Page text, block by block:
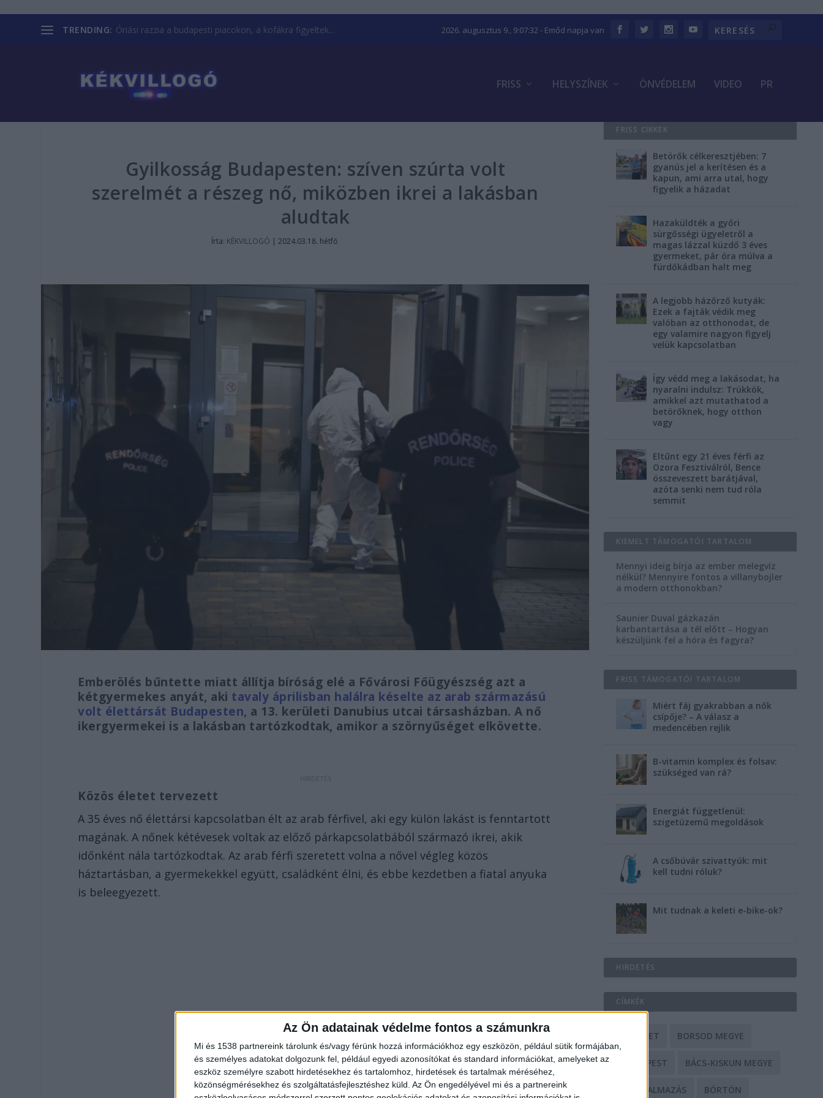
Az Ön adatainak védelme fontos a számunkra
Mi és 1538 partnereink tárolunk és/vagy férünk hozzá információkhoz egy eszközön, például sütik formájában,
és személyes adatokat dolgozunk fel, például egyedi azonosítókat és standard információkat, amelyeket az
eszköz személyre szabott hirdetésekhez és tartalomhoz, hirdetések és tartalmak méréséhez,
közönségmérésekhez és szolgáltatásfejlesztéshez küld. Az Ön engedélyével mi és a partnereink
TRENDING: Óriási razzia a budapesti piacokon, a kofákra figyeltek... 2026. augusztus 9., 9:07:33 - Emőd napja van
FRISS HELYSZÍNEK ÖNVÉDELEM VIDEO PR
Gyilkosság Budapesten: szíven szúrta volt
szerelmét a részeg nő, miközben ikrei a lakásban
aludtak
Írta: KÉKVILLOGÓ |2024.03.18. hétfő
Emberölés bűntette miatt állítja bíróság elé a Fővárosi Főügyészség azt a
kétgyermekes anyát, aki tavaly áprilisban halálra késelte az arab származású
volt élettársát Budapesten, a 13. kerületi Danubius utcai társasházban. A nő
ikergyermekei is a lakásban tartózkodtak, amikor a szörnyűséget elkövette.
Közös életet tervezett
A 35 éves nő élettársi kapcsolatban élt az arab férfivel, aki egy külön lakást is fenntartott
magának. A nőnek kétévesek voltak az előző párkapcsolatbából származó ikrei, akik
időnként nála tartózkodtak. Az arab férfi szeretett volna a nővel végleg közös
háztartásban, a gyermekekkel együtt, családként élni, és ebbe kezdetben a fiatal anyuka
is beleegyezett.
FRISS CIKKEK
Betörők célkeresztjében: 7
gyanús jel a kerítésen és a
kapun, ami arra utal, hogy
figyelik a házadat
Hazaküldték a győri
sürgősségi ügyeletről a
magas lázzal küzdő 3 éves
gyermeket, pár óra múlva a
fürdőkádban halt meg
A legjobb házőrző kutyák:
Ezek a fajták védik meg
valóban az otthonodat, de
egy valamire nagyon figyelj
velük kapcsolatban
Így védd meg a lakásodat, ha
nyaralni indulsz: Trükkök,
amikkel azt mutathatod a
betörőknek, hogy otthon
vagy
Eltűnt egy 21 éves férfi az
Ozora Fesztiválról, Bence
összeveszett barátjával,
azóta senki nem tud róla
semmit
KIEMELT TÁMOGATÓI TARTALOM
Mennyi ideig bírja az ember melegvíz
nélkül? Mennyire fontos a villanybojler
a modern otthonokban?
Saunier Duval gázkazán
karbantartása a tél előtt – Hogyan
készüljünk fel a hóra és fagyra?
FRISS TÁMOGATÓI TARTALOM
Miért fáj gyakrabban a nők
csípője? – A válasz a
medencében rejlik
B-vitamin komplex és folsav:
szükséged van rá?
Energiát függetlenül:
szigetüzemű megoldások
A csőbúvár szivattyúk: mit
kell tudni róluk?
Mit tudnak a keleti e-bike-ok?
HIRDETÉS
CÍMKÉK
BALESET BORSOD MEGYE
BUDAPEST BÁCS-KISKUN MEGYE
BÁNTALMAZÁS BÖRTÖN